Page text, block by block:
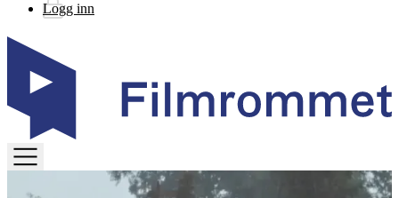
Logg inn